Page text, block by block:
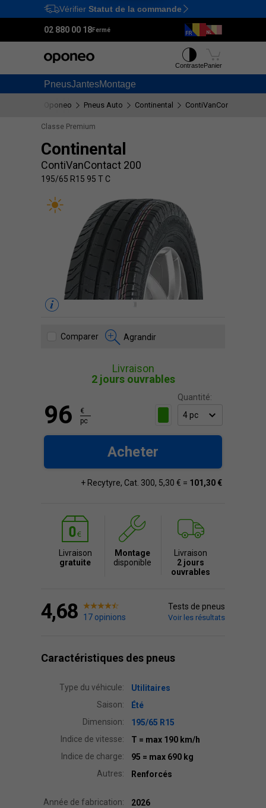
Ctrl M
Vérifier Statut de la commande
02 880 00 18Fermé
PneusJantesMontage
ContrastePanier
Oponeo Pneus Auto Continental ContiVanContact 200
Classe Premium
Continental
ContiVanContact 200
195/65 R15 95 T C
Comparer Agrandir
Livraison
2 jours ouvrables
Quantité:
96
€
pc
Acheter
+ Recytyre, Cat. 300, 5,30 € = 101,30 €
Livraison
gratuite
Montage
disponible
Livraison
2 jours
ouvrables
4,68 17 opinions
Tests de pneus
Voir les résultats
Caractéristiques des pneus
Type du véhicule:
Utilitaires
Saison:
Été
Dimension:
195/65 R15
Indice de vitesse:
T = max 190 km/h
Indice de charge:
95 = max 690 kg
Autres:
Renforcés
Année de fabrication:
2026